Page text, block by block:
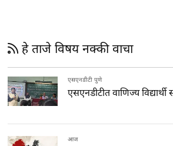
हे ताजे विषय नक्की वाचा
एसएनडीटी पुणे
एसएनडीटीत वाणिज्य
आज